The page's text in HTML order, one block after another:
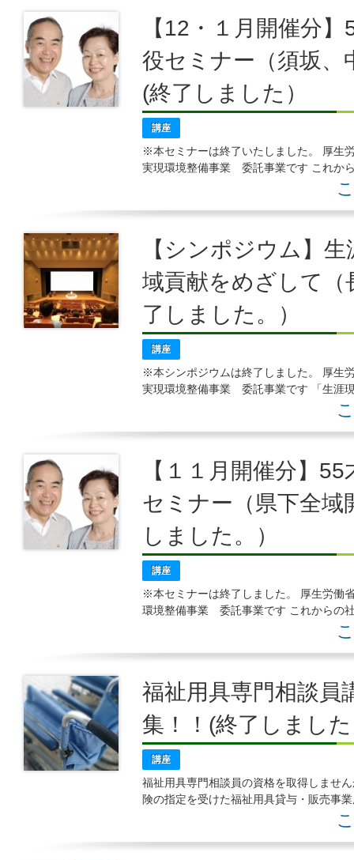
【12・１月開催分
役セミナー（須坂、
(終了しました）
講座
※本セミナーは終了いたしました。 厚
実現環境整備事業 委託事業です これか
めのセミナーを開催します ５５才以上の
【シンポジウム】
域貢献をめざして（
了しました。）
講座
※本シンポジウムは終了しました。 厚
実現環境整備事業 委託事業です 「生涯
をテーマにシンポジウム開催 ５５才以上
【１１月開催分】
セミナー（県下全域
しました。）
講座
※本セミナーは終了しました。 厚生労
環境整備事業 委託事業です これからの
セミナーを開催します ５５才以上の方を
福祉用具専門相談
集！！(終了しまし
講座
福祉用具専門相談員の資格を取得しませ
険の指定を受けた福祉用具貸与・販売事
ている専門職です。他の介護保険サービ